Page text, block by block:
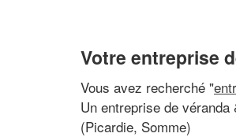
Votre entreprise
Vous avez recherché "
Un entreprise de
(Picardie, Somme)